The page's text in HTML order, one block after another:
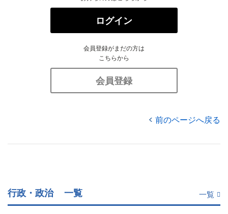
ログイン
会員登録がまだの方は
こちらから
会員登録
前のページへ戻る
行政・政治 一覧 一覧